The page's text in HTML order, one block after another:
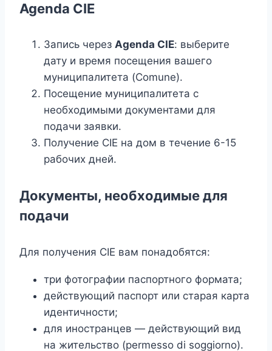
Agenda CIE
Запись через Agenda CIE: выберите
дату и время посещения вашего
муниципалитета (Comune).
Посещение муниципалитета с
необходимыми документами для
подачи заявки.
Получение CIE на дом в течение 6-15
рабочих дней.
Документы, необходимые для
подачи
Для получения CIE вам понадобятся:
три фотографии паспортного формата;
действующий паспорт или старая карта
идентичности;
для иностранцев — действующий вид
на жительство (permesso di soggiorno).